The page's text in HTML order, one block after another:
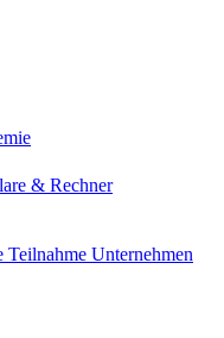
& Rechner
Teilnahme Unternehmen